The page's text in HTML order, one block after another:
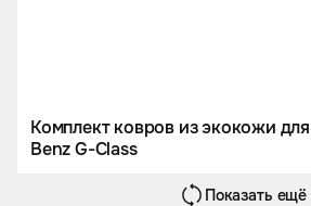
Комплект ковров из экокожи
Benz G-Class
Показать ещё